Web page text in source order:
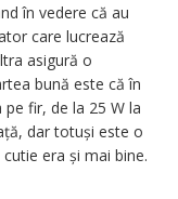
în vedere că au
care lucrează
asigură o
bună este că în
fir, de la 25 W la
dar totuși este o
era și mai bine.